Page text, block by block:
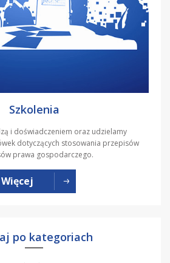
Szkolenia
i doświadczeniem oraz udzielamy
dotyczących stosowania przepisów
prawa gospodarczego.
Więcej
po kategoriach